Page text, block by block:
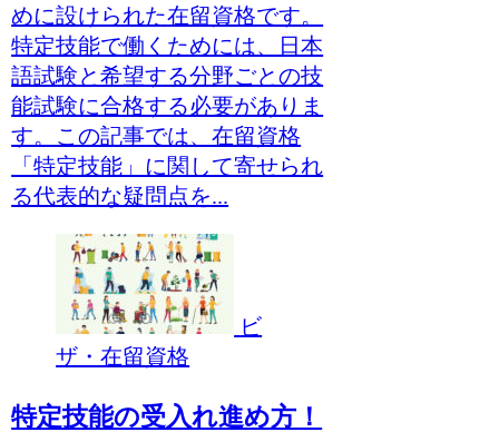
めに設けられた在留資格です。
特定技能で働くためには、日本
語試験と希望する分野ごとの技
能試験に合格する必要がありま
す。この記事では、在留資格
「特定技能」に関して寄せられ
る代表的な疑問点を...
ビ
ザ・在留資格
特定技能の受入れ進め方！